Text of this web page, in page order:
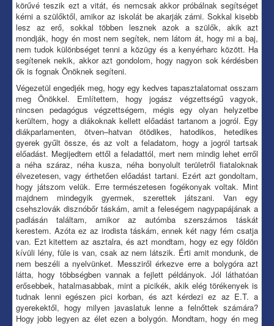
körűvé teszik ezt a vitát, és nemcsak akkor próbálnak segítséget
kérni a szülőktől, amikor az iskolát be akarják zárni. Sokkal kisebb
lesz az erő, sokkal többen lesznek azok a szülők, akik azt
mondják, hogy én most nem segítek, nem látom át, hogy mi a baj,
nem tudok különbséget tenni a közügy és a kenyérharc között. Ha
segítenek nekik, akkor azt gondolom, hogy nagyon sok kérdésben
ők is fognak Önöknek segíteni.
Végezetül engedjék meg, hogy egy kedves tapasztalatomat osszam
meg Önökkel. Említettem, hogy jogász végzettségű vagyok,
nincsen pedagógus végzettségem, mégis egy olyan helyzetbe
kerültem, hogy a diákoknak kellett előadást tartanom a jogról. Egy
diákparlamenten, ötven–hatvan ötödikes, hatodikos, hetedikes
gyerek gyűlt össze, és az volt a feladatom, hogy a jogról tartsak
előadást. Megijedtem ettől a feladattól, mert nem mindig lehet erről
a néha száraz, néha kusza, néha bonyolult területről fiataloknak
élvezetesen, vagy érthetően előadást tartani. Ezért azt gondoltam,
hogy játszom velük. Erre természetesen fogékonyak voltak. Mint
majdnem mindegyik gyermek, szerettek játszani. Van egy
csehszlovák disznóbőr táskám, amit a feleségem nagypapájának a
padlásán találtam, amikor az autómba szerszámos táskát
kerestem. Azóta ez az irodista táskám, ennek két nagy fém csatja
van. Ezt kitettem az asztalra, és azt mondtam, hogy ez egy földön
kívüli lény, füle is van, csak az nem látszik. Érti amit mondunk, de
nem beszéli a nyelvünket. Messziről érkezve erre a bolygóra azt
látta, hogy többségben vannak a fejlett példányok. Jól láthatóan
erősebbek, hatalmasabbak, mint a picikék, akik elég törékenyek is
tudnak lenni egészen pici korban, és azt kérdezi ez az E.T. a
gyerekektől, hogy milyen javaslatuk lenne a felnőttek számára?
Hogy jobb legyen az élet ezen a bolygón. Mondtam, hogy én meg